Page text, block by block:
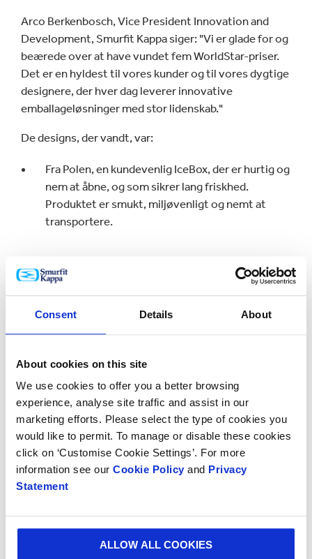
Consent Details About
About cookies on this site
We use cookies to offer you a better browsing
experience, analyse site traffic and assist in our
marketing efforts. Please select the type of cookies you
would like to permit. To manage or disable these cookies
click on ‘Customise Cookie Settings’. For more
information see our Cookie Policy and Privacy
Statement
ALLOW ALL COOKIES
Arco Berkenbosch, Vice President Innovation and
Development, Smurfit Kappa siger: "Vi er glade for og
beærede over at have vundet fem WorldStar-priser.
Det er en hyldest til vores kunder og til vores dygtige
designere, der hver dag leverer innovative
emballageløsninger med stor lidenskab."
De designs, der vandt, var:
Fra Polen, en kundevenlig IceBox, der er hurtig og
nem at åbne, og som sikrer lang friskhed.
Produktet er smukt, miljøvenligt og nemt at
transportere.
En anden polsk vinder var SoFruBox, som holder
frugten frisk og i perfekt stand under
funktion, design og bæredygtighed.
Fra Tjekkiet kommer en Levitating Player, der
beskytter audioelektronik af høj kvalitet med det
unikke "svævende" emballagedesign.
Fra Danmark modtog transportemballage til
bøjede aluminiumsplader prisen for det nye
design, som reducerer brugen af råmaterialer og